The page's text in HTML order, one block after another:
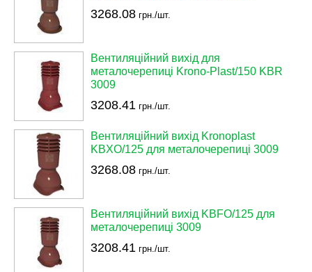
3268.08 грн./шт.
Вентиляційний вихід для
металочерепиці Krono-Plast/150 KBR
3009
3208.41 грн./шт.
Вентиляційний вихід Kronoplast
KBXO/125 для металочерепиці 3009
3268.08 грн./шт.
Вентиляційний вихід KBFO/125 для
металочерепиці 3009
3208.41 грн./шт.